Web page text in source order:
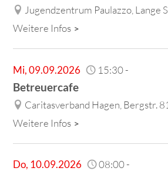
Jugendzentrum Paulazzo, Lange
Weitere Infos
Mi,09.09.2026 15:30-
Betreuercafe
Caritasverband Hagen, Bergstr.
Weitere Infos
Do, 10.09.2026 08:00-